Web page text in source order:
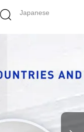
Japanese